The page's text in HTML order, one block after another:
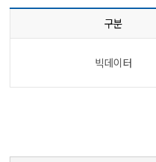
구분
빅데이터